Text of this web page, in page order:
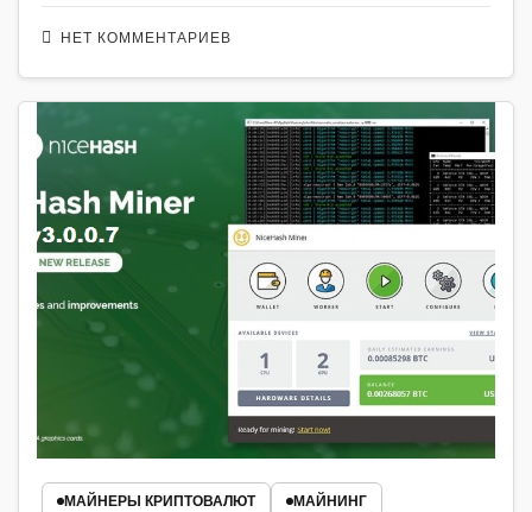
НЕТ КОММЕНТАРИЕВ
МАЙНЕРЫ КРИПТОВАЛЮТ
МАЙНИНГ